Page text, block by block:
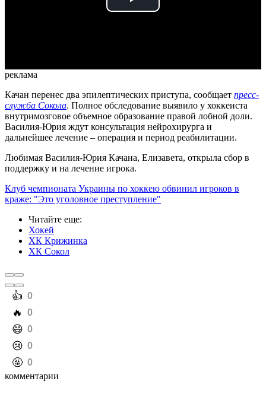
Play
реклама
Качан перенес два эпилептических приступа, сообщает пресс-
служба Сокола. Полное обследование выявило у хоккеиста
внутримозговое объемное образование правой лобной доли.
Василия-Юрия ждут консультация нейрохирурга и
дальнейшее лечение – операция и период реабилитации.
Любимая Василия-Юрия Качана, Елизавета, открыла сбор в
поддержку и на лечение игрока.
Клуб чемпионата Украины по хоккею обвинил игроков в
краже: "Это уголовное преступление"
Читайте еще:
Хокей
ХК Крижинка
ХК Сокол
️👍 0
️🔥 0
️😄 0
️😢 0
️🤬 0
комментарии